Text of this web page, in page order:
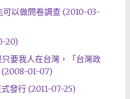
以做問卷調查 (2010-03-
20)
要我人在台灣，「台灣政
(2008-01-07)
發行 (2011-07-25)